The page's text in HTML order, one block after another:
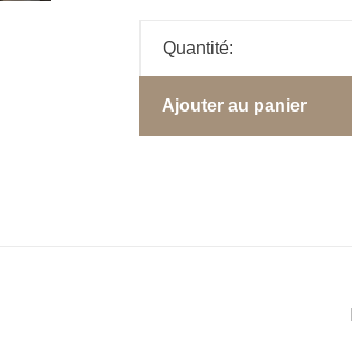
Quantité:
Ajouter au panier